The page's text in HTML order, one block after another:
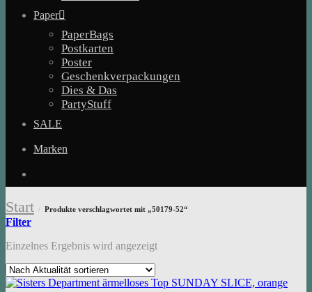
Paper
PaperBags
Postkarten
Poster
Geschenkverpackungen
Dies & Das
PartyStuff
SALE
Marken
Start / Produkte verschlagwortet mit „50179-52“
Filter
Einzelnes Ergebnis wird angezeigt